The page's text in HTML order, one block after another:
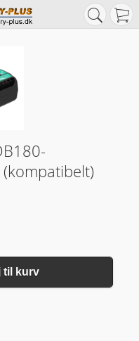
(kompatibelt)
til kurv